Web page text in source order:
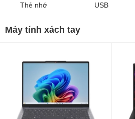
Thẻ nhớ USB
Máy tính xách tay